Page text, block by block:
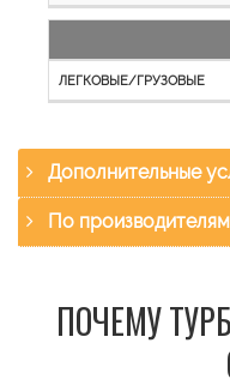
Дополнительные
По производителям
ПОЧЕМУ